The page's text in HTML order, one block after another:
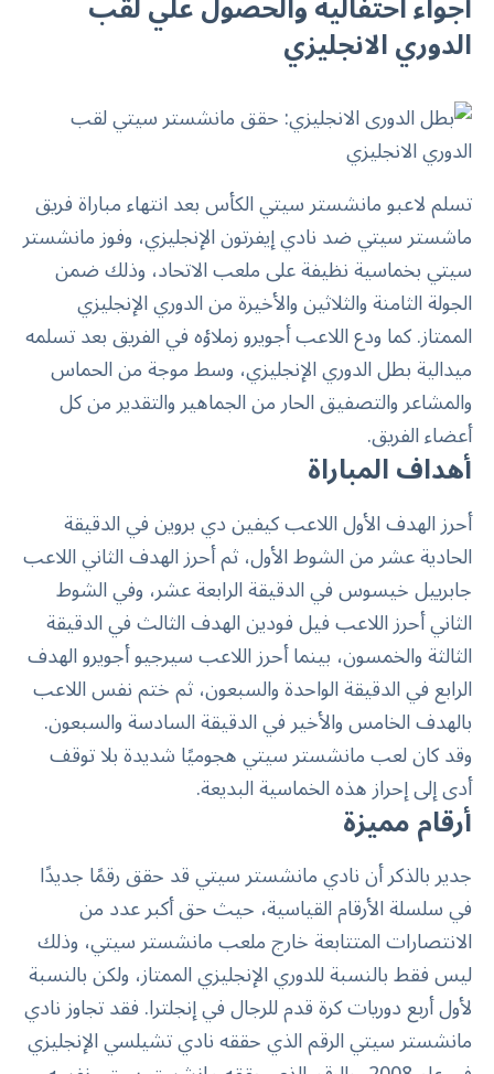
الدوري الانجليزي
تسلم لاعبو مانشستر سيتي الكأس بعد انتهاء مباراةفريق
ماشستر سيتيضد نادي إيفرتون الإنجليزي، وفوز مانشستر
سيتي بخماسية نظيفة على ملعب الاتحاد، وذلك ضمن
الجولة الثامنة والثلاثين والأخيرة من الدوري الإنجليزي
الممتاز. كما ودع اللاعب أجويرو زملاؤه في الفريق بعد تسلمه
ميداليةبطل الدوري الإنجليزي، وسط موجة من الحماس
والمشاعر والتصفيق الحار من الجماهير والتقدير من كل
أعضاء الفريق.
أهداف المباراة
أحرز الهدف الأول اللاعب كيفين دي بروين في الدقيقة
الحادية عشر من الشوط الأول، ثم أحرز الهدف الثاني اللاعب
جابرييل خيسوس في الدقيقة الرابعة عشر، وفي الشوط
الثاني أحرز اللاعب فيل فودين الهدف الثالث في الدقيقة
الثالثة والخمسون، بينما أحرز اللاعب سيرجيو أجويرو الهدف
الرابع في الدقيقة الواحدة والسبعون، ثم ختم نفس اللاعب
بالهدف الخامس والأخير في الدقيقة السادسة والسبعون.
وقد كان لعب مانشستر سيتي هجوميًا شديدة بلا توقف
أدى إلى إحراز هذه الخماسية البديعة.
أرقام مميزة
جدير بالذكر أن نادي مانشستر سيتي قد حقق رقمًا جديدًا
في سلسلة الأرقام القياسية، حيث حق أكبر عدد من
الانتصارات المتتابعة خارج ملعب مانشستر سيتي، وذلك
ليس فقط بالنسبة للدوري الإنجليزي الممتاز، ولكن بالنسبة
لأول أربع دوريات كرة قدم للرجال في إنجلترا. فقد تجاوز نادي
مانشستر سيتي الرقم الذي حققه نادي تشيلسي الإنجليزي